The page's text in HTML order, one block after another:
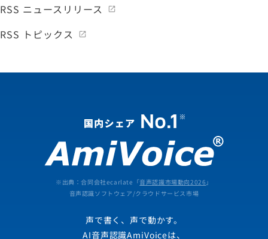
RSS ニュースリリース
RSS トピックス
※出典：合同会社ecarlate「音声認識市場動向2026 」
音声認識ソフトウェア/クラウドサービス市場
声で書く、声で動かす。
AI音声認識AmiVoiceは、